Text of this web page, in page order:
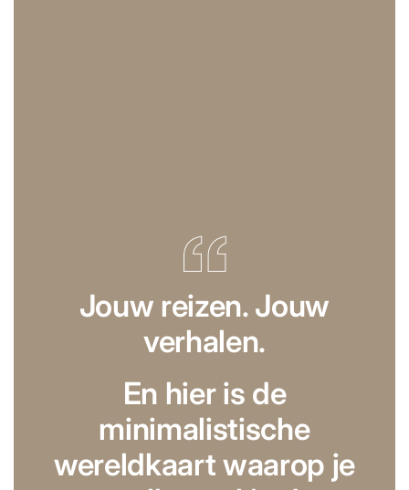
Jouw reizen. Jouw
verhalen.
En hier is de
minimalistische
wereldkaart waarop je